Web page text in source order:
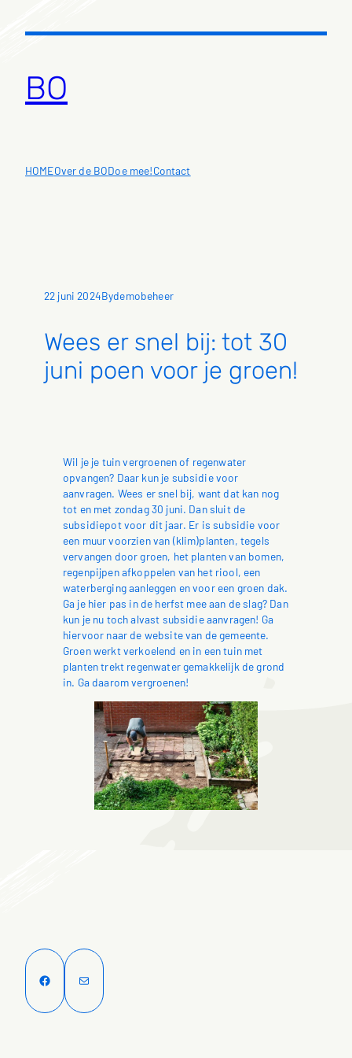
naar
BO
HOMEOver de BODoe mee!Contact
22 juni 2024Bydemobeheer
Wees er snel bij: tot 30
juni poen voor je groen!
Wil je je tuin vergroenen of regenwater
opvangen? Daar kun je subsidie voor
aanvragen. Wees er snel bij, want dat kan nog
tot en met zondag 30 juni. Dan sluit de
subsidiepot voor dit jaar. Er is subsidie voor
een muur voorzien van (klim)planten, tegels
vervangen door groen, het planten van bomen,
regenpijpen afkoppelen van het riool, een
waterberging aanleggen en voor een groen dak.
Ga je hier pas in de herfst mee aan de slag? Dan
kun je nu toch alvast subsidie aanvragen! Ga
hiervoor naar de website van de gemeente.
Groen werkt verkoelend en in een tuin met
planten trekt regenwater gemakkelijk de grond
in. Ga daarom vergroenen!
Facebook E-mail